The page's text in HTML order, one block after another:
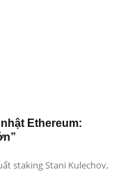
Ethereum:
staking Stani Kulechov,